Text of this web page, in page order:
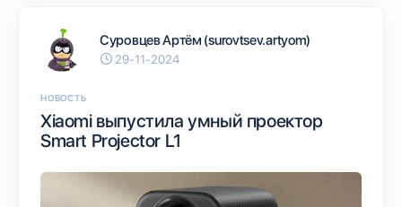
Суровцев Артём (surovtsev.artyom)
29-11-2024
НОВОСТЬ
Xiaomi выпустила умный проектор
Smart Projector L1